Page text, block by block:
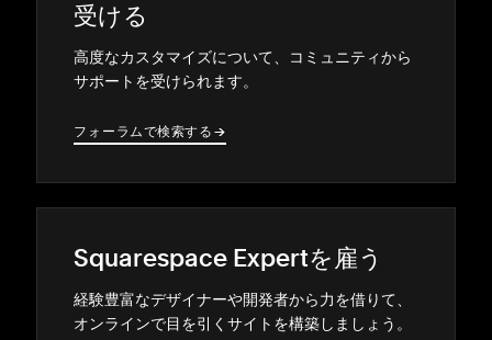
受ける
高度なカスタマイズについて⁠、コミ⁠ュニテ⁠ィから
サポ⁠ートを受けられます⁠。
フ⁠ォ⁠ーラムで検索する →
→
Squarespace Expertを雇う
経験豊富なデザイナ⁠ーや開発者から力を借りて⁠、
オンラインで目を引くサイトを構築しまし⁠ょう⁠。